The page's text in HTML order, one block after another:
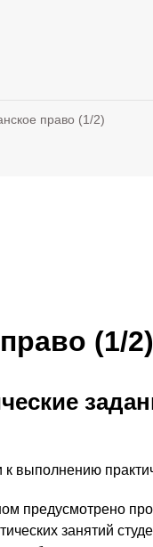
право (1/2)
(1/2)
к выполнению
предусмотрено
занятий